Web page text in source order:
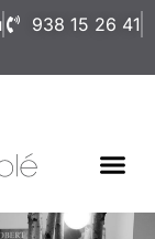
938 15 26 41